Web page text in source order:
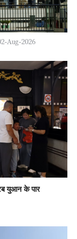
Aug-2026
युआन के पार